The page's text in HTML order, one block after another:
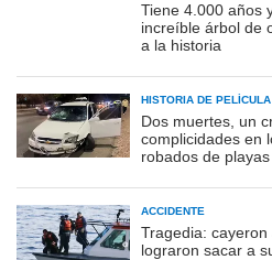
Tiene 4.000 años
increíble árbol de
a la historia
HISTORIA DE PELÍCULA
Dos muertes, un
complicidades en
robados de
ACCIDENTE
Tragedia:
lograron sacar a